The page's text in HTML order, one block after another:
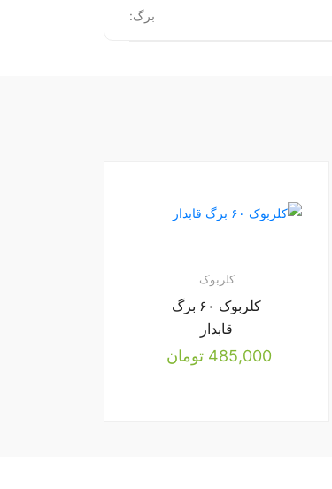
برگ:
کلربوک
کلربوک ۶۰ برگ
قابدار
485,000 تومان